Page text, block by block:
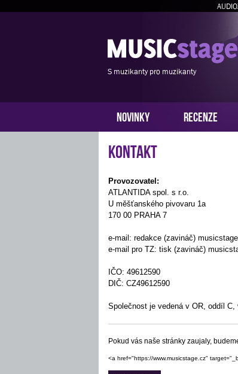
S muzikanty pro muzikanty
NOVINKY RECENZE
Kontakt
Provozovatel:
ATLANTIDA spol. s r.o.
U měšťanského pivovaru 1a
170 00 PRAHA 7
e-mail: redakce (zavináč)
e-mail pro TZ: tisk (zavináč)
IČO: 49612590
DIČ: CZ49612590
Společnost je vedená v OR, oddíl C,
Pokud vás naše stránky zaujaly,
<a href="https://www.musicstage.cz"